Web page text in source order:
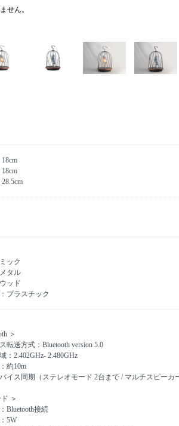
せん。
18cm
18cm
28.5cm
ック
タル
ッド
プラスチック
＞
転送方式：Bluetooth version 5.0
：2.402GHz- 2.480GHz
約10m
イス同期（ステレオモード 2台まで / マルチスピーカ
＞
Bluetooth接続
5W